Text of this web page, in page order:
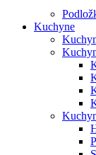
Kuchyne